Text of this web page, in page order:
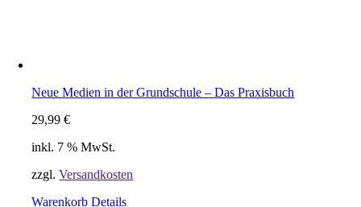
Neue Medien in der Grundschule – Das Praxisbuch
29,99€
inkl. 7 % MwSt.
zzgl.Versandkosten
Warenkorb Details